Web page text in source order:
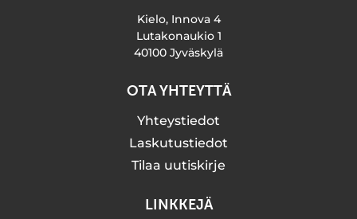
Kielo, Innova 4
Lutakonaukio 1
40100 Jyväskylä
OTA YHTEYTTÄ
Yhteystiedot
Laskutustiedot
Tilaa uutiskirje
LINKKEJÄ